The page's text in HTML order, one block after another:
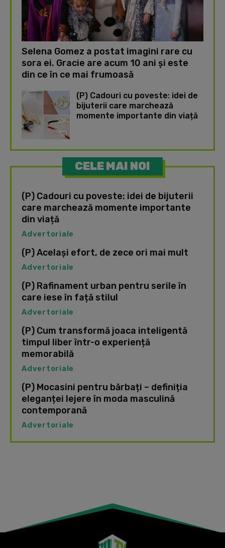
Selena Gomez a postat imagini rare cu
sora ei. Gracie are acum 10 ani și este
din ce în ce mai frumoasă
(P) Cadouri cu poveste: idei de
bijuterii care marchează
momente importante din viață
CELE MAI NOI
(P) Cadouri cu poveste: idei de bijuterii
care marchează momente importante
din viață
Advertoriale
(P) Același efort, de zece ori mai mult
Advertoriale
(P) Rafinament urban pentru serile în
care iese în față stilul
Advertoriale
(P) Cum transformă joaca inteligentă
timpul liber într-o experiență
memorabilă
Advertoriale
(P) Mocasini pentru bărbați – definiția
eleganței lejere în moda masculină
contemporană
Advertoriale